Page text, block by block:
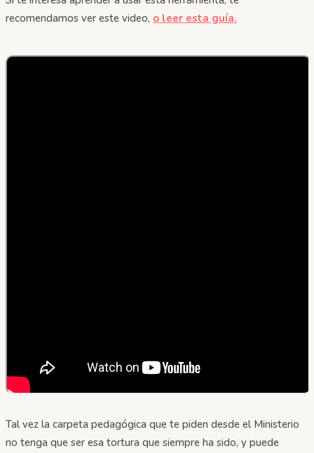
recomendamos ver este video, o leer esta guía.
Tal vez la carpeta pedagógica que te piden desde el Ministerio
no tenga que ser esa tortura que siempre ha sido, y puede